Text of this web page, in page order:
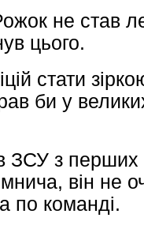
не став
цього.
стати
би у
ЗСУ з перших
він не
по команді.